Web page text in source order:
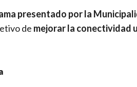
presentado por la
de mejorar la conectividad